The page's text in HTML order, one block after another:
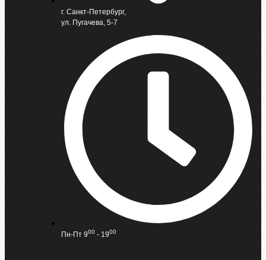
г. Санкт-Петербург,
ул. Пугачева, 5-7
Пн-Пт 900 - 1900